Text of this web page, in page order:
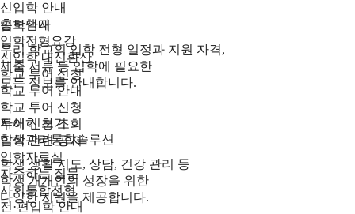
신입학 안내
홍보책자
입학전형요강
신입학 내신환산
학교 투어 신청
학교 투어 안내
학교 투어 신청
투어 신청 조회
입학 관련 공지
입학자료실
자주하는 질문
사회통합전형
전·편입학 안내
입학안내
우리 학교의 입학 전형 일정과 지원 자격,
제출 서류 등 입학에 필요한
모든 정보를 안내합니다.
자세히 보기
학생관리통합솔루션
학생 생활 지도, 상담, 건강 관리 등
학생 개개인의 성장을 위한
다양한 지원을 제공합니다.